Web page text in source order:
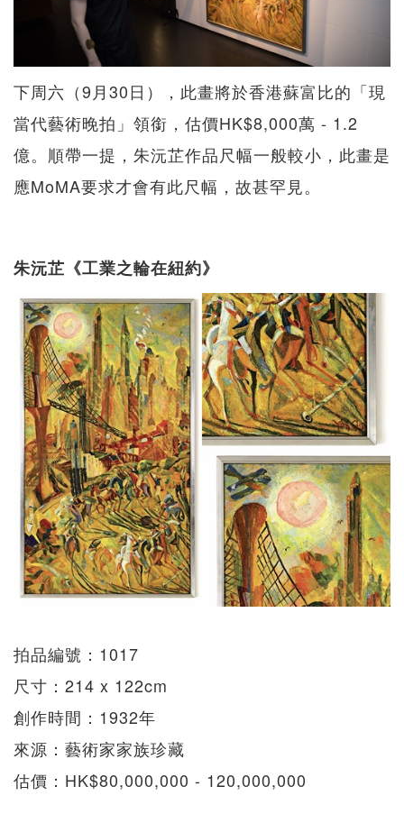
下周六（9月30日），此畫將於香港蘇富比的「現
當代藝術晚拍」領銜，估價HK$8,000萬 - 1.2
億。順帶一提，朱沅芷作品尺幅一般較小，此畫是
應MoMA要求才會有此尺幅，故甚罕見。
朱沅芷《工業之輪在紐約》
拍品編號：1017
尺寸：214 x 122cm
創作時間：1932年
來源：藝術家家族珍藏
估價：HK$80,000,000 - 120,000,000